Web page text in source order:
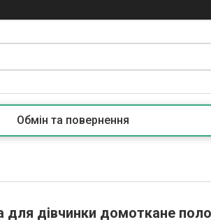
Обмін та повернення
для дівчинки домоткане